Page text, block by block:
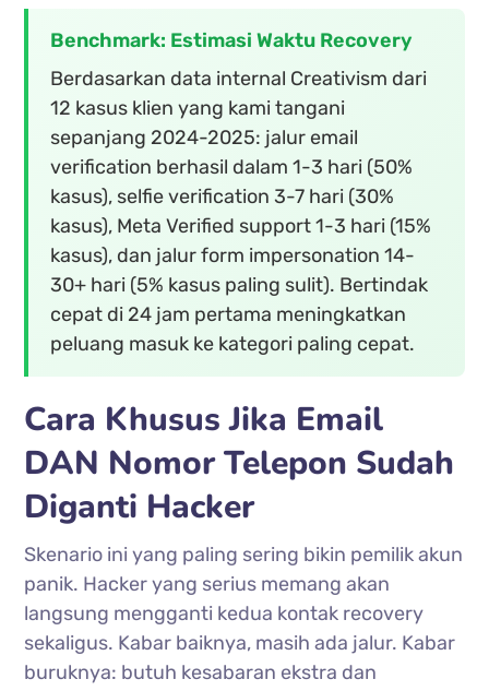
Benchmark: Estimasi Waktu Recovery
Berdasarkan data internal Creativism dari
12 kasus klien yang kami tangani
sepanjang 2024-2025: jalur email
verification berhasil dalam 1-3 hari (50%
kasus), selfie verification 3-7 hari (30%
kasus), Meta Verified support 1-3 hari (15%
kasus), dan jalur form impersonation 14-
30+ hari (5% kasus paling sulit). Bertindak
cepat di 24 jam pertama meningkatkan
peluang masuk ke kategori paling cepat.
Cara Khusus Jika Email
DAN Nomor Telepon Sudah
Diganti Hacker
Skenario ini yang paling sering bikin pemilik akun
panik. Hacker yang serius memang akan
langsung mengganti kedua kontak recovery
sekaligus. Kabar baiknya, masih ada jalur. Kabar
buruknya: butuh kesabaran ekstra dan